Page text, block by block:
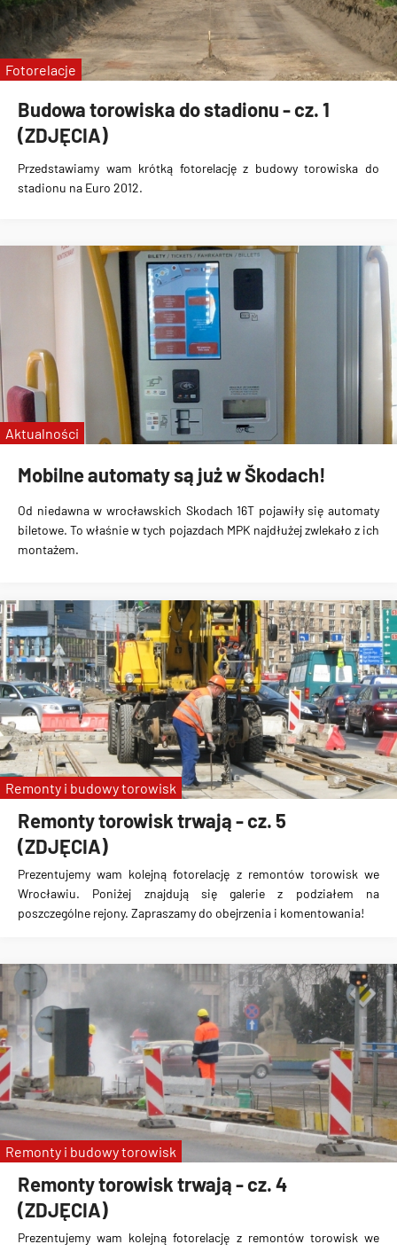
Budowa torowiska do stadionu - cz. 1
(ZDJĘCIA)
Przedstawiamy wam krótką fotorelację z budowy torowiska do
stadionu na Euro 2012.
Fotorelacje
Mobilne automaty są już w Škodach!
Od niedawna w wrocławskich Skodach 16T pojawiły się automaty
biletowe. To właśnie w tych pojazdach MPK najdłużej zwlekało z ich
montażem.
Aktualności
Remonty torowisk trwają - cz. 5
(ZDJĘCIA)
Prezentujemy wam kolejną fotorelację z remontów torowisk we
Wrocławiu. Poniżej znajdują się galerie z podziałem na
poszczególne rejony. Zapraszamy do obejrzenia i komentowania!
Remonty i budowy torowisk
Remonty torowisk trwają - cz. 4
(ZDJĘCIA)
Prezentujemy wam kolejną fotorelację z remontów torowisk we
Remonty i budowy torowisk